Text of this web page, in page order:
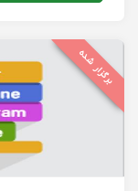
برگزار شده